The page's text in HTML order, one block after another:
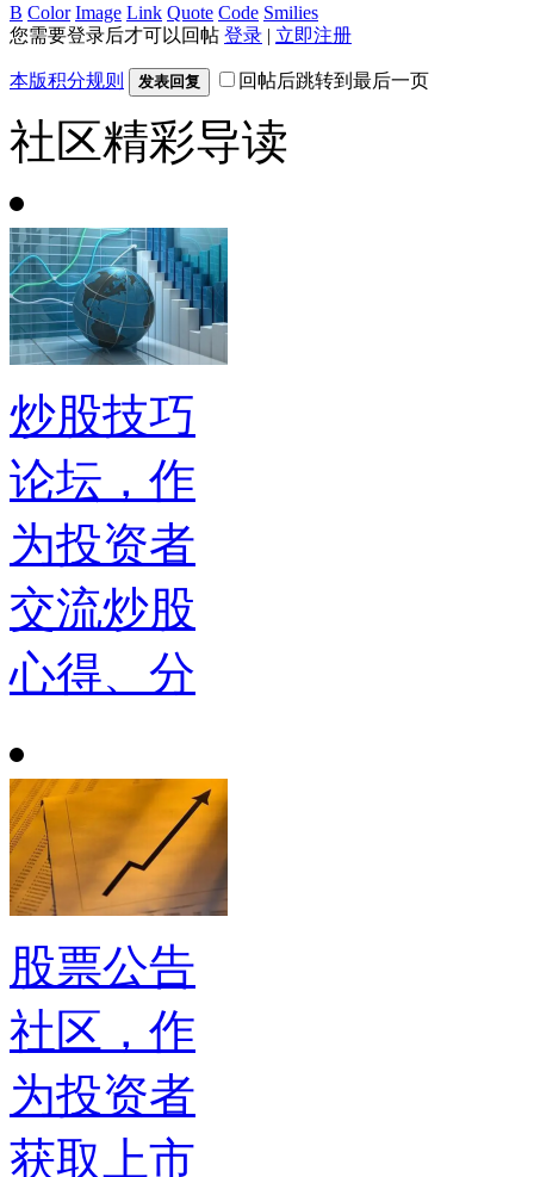
B Color Image Link Quote Code Smilies
您需要登录后才可以回帖 登录 | 立即注册
本版积分规则 发表回复 回帖后跳转到最后一页
社区精彩导读
炒股技巧
论坛，作
为投资者
交流炒股
心得、分
股票公告
社区，作
为投资者
获取上市